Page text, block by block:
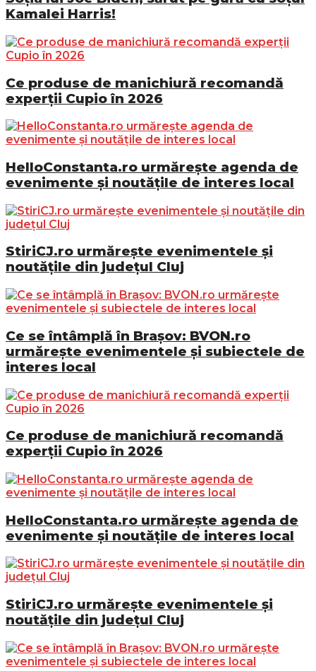
Kamalei Harris!
Ce produse de manichiură recomandă
experții Cupio în 2026
HelloConstanta.ro urmărește agenda de
evenimente și noutățile de interes local
StiriCJ.ro urmărește evenimentele și
noutățile din județul Cluj
Ce se întâmplă în Brașov: BVON.ro
urmărește evenimentele și subiectele de
interes local
Ce produse de manichiură recomandă
experții Cupio în 2026
HelloConstanta.ro urmărește agenda de
evenimente și noutățile de interes local
StiriCJ.ro urmărește evenimentele și
noutățile din județul Cluj